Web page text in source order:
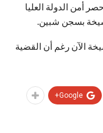
أمن الدولة العليا
الآن رغم أن القضية
Google+